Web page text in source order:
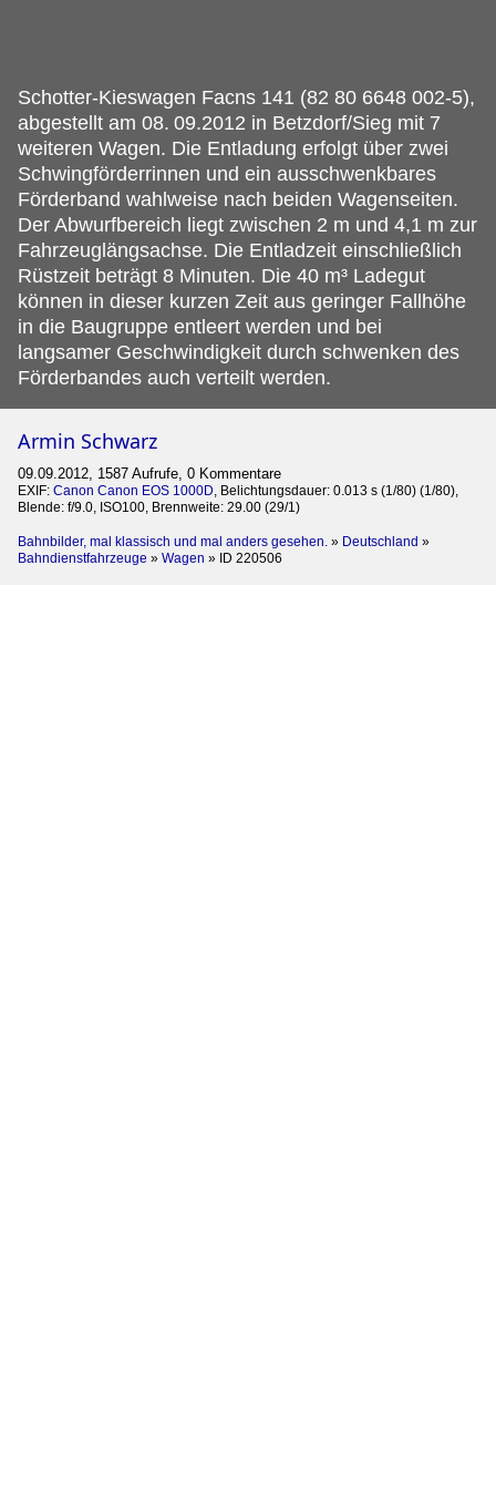
Schotter-Kieswagen Facns 141 (82 80 6648 002-5),
abgestellt am 08. 09.2012 in Betzdorf/Sieg mit 7
weiteren Wagen. Die Entladung erfolgt über zwei
Schwingförderrinnen und ein ausschwenkbares
Förderband wahlweise nach beiden Wagenseiten.
Der Abwurfbereich liegt zwischen 2 m und 4,1 m zur
Fahrzeuglängsachse. Die Entladzeit einschließlich
Rüstzeit beträgt 8 Minuten. Die 40 m³ Ladegut
können in dieser kurzen Zeit aus geringer Fallhöhe
in die Baugruppe entleert werden und bei
langsamer Geschwindigkeit durch schwenken des
Förderbandes auch verteilt werden.
Armin Schwarz
09.09.2012, 1587 Aufrufe, 0 Kommentare
EXIF: Canon Canon EOS 1000D, Belichtungsdauer: 0.013 s (1/80) (1/80),
Blende: f/9.0, ISO100, Brennweite: 29.00 (29/1)
Bahnbilder, mal klassisch und mal anders gesehen. » Deutschland »
Bahndienstfahrzeuge » Wagen » ID 220506